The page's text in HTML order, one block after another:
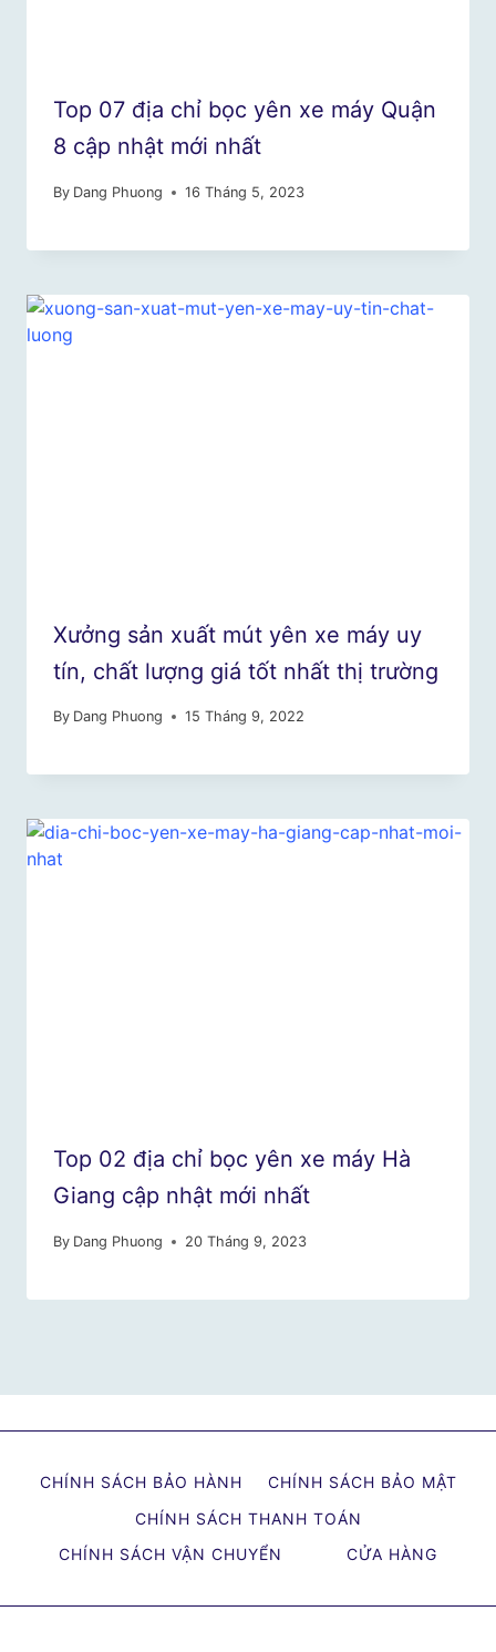
Top 07 địa chỉ bọc yên xe máy Quận
8 cập nhật mới nhất
By Dang Phuong 16 Tháng 5, 2023
Xưởng sản xuất mút yên xe máy uy
tín, chất lượng giá tốt nhất thị trường
By Dang Phuong 15 Tháng 9, 2022
Top 02 địa chỉ bọc yên xe máy Hà
Giang cập nhật mới nhất
By Dang Phuong 20 Tháng 9, 2023
CHÍNH SÁCH BẢO HÀNH
CHÍNH SÁCH BẢO MẬT
CHÍNH SÁCH THANH TOÁN
CHÍNH SÁCH VẬN CHUYỂN
CỬA HÀNG